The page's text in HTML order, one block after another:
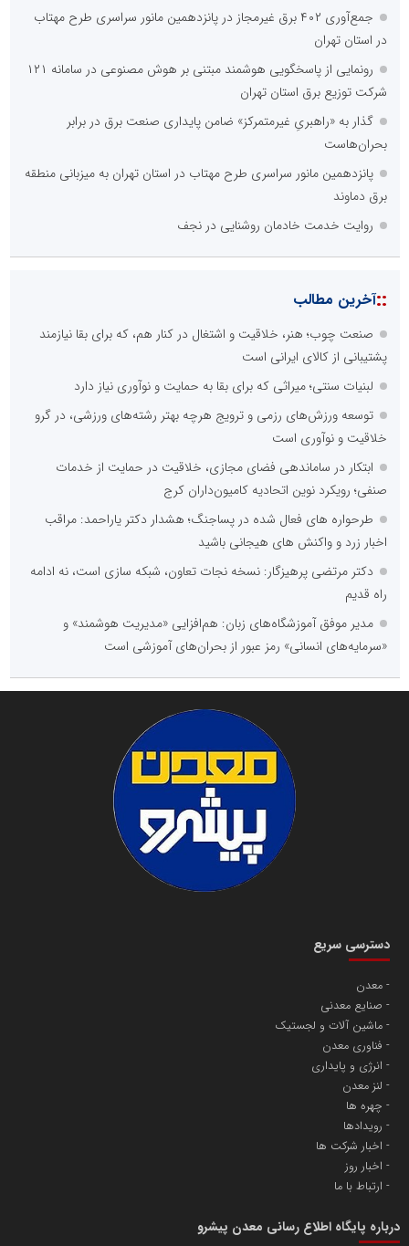
جمع‌آوری ۴۰۲ برق غیرمجاز در پانزدهمین مانور سراسری طرح مهتاب
در استان تهران
رونمایی از پاسخگویی هوشمند مبتنی بر هوش مصنوعی در سامانه ۱۲۱
شرکت توزیع برق استان تهران
گذار به «راهبریِ غیرمتمرکز» ضامن پایداری صنعت برق در برابر
بحران‌هاست
پانزدهمین مانور سراسری طرح مهتاب در استان تهران به میزبانی منطقه
برق دماوند
روایت خدمت خادمان روشنایی در نجف
::آخرین مطالب
صنعت چوب؛ هنر، خلاقیت و اشتغال در کنار هم، که برای بقا نیازمند
پشتیبانی از کالای ایرانی است
لبنیات سنتی؛ میراثی که برای بقا به حمایت و نوآوری نیاز دارد
توسعه ورزش‌های رزمی و ترویج هرچه بهتر رشته‌های ورزشی، در گرو
خلاقیت و نوآوری است
ابتکار در ساماندهی فضای مجازی، خلاقیت در حمایت از خدمات
صنفی؛ رویکرد نوین اتحادیه کامیون‌داران کرج
طرحواره های فعال شده در پساجنگ؛ هشدار دکتر یاراحمد: مراقب
اخبار زرد و واکنش های هیجانی باشید
دکتر مرتضی پرهیزگار: نسخه نجات تعاون، شبکه سازی است، نه ادامه
راه قدیم
مدیر موفق آموزشگاه‌های زبان: هم‌افزایی «مدیریت هوشمند» و
«سرمایه‌های انسانی» رمز عبور از بحران‌های آموزشی است
دسترسی سریع
معدن
صنایع معدنی
ماشین آلات و لجستیک
فناوری معدن
انرژی و پایداری
لنز معدن
چهره ها
رویدادها
اخبار شرکت ها
اخبار روز
ارتباط با ما
درباره پایگاه اطلاع رسانی معدن پیشرو